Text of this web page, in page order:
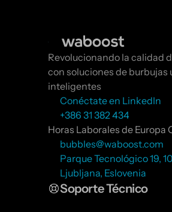
Revolucionando la calidad
con soluciones de burbujas
inteligentes
Conéctate en LinkedIn
+386 31 382 434
Horas Laborales de Europa
bubbles@waboost.com
Parque Tecnológico 19,
Ljubljana, Eslovenia
Soporte Técnico